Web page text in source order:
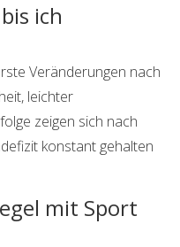
ich
Veränderungen nach
leichter
zeigen sich nach
konstant gehalten
mit Sport